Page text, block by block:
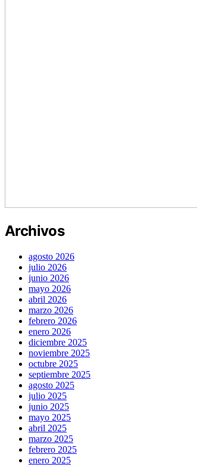
Archivos
agosto 2026
julio 2026
junio 2026
mayo 2026
abril 2026
marzo 2026
febrero 2026
enero 2026
diciembre 2025
noviembre 2025
octubre 2025
septiembre 2025
agosto 2025
julio 2025
junio 2025
mayo 2025
abril 2025
marzo 2025
febrero 2025
enero 2025